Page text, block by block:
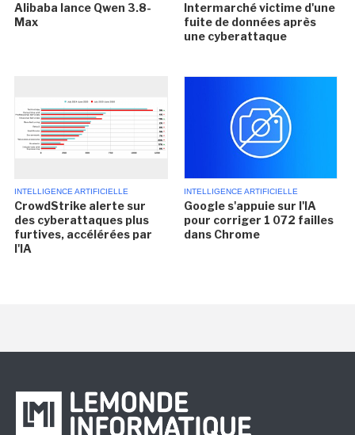
Alibaba lance Qwen 3.8-
Max
Intermarché victime d'une
fuite de données après
une cyberattaque
INTELLIGENCE ARTIFICIELLE
CrowdStrike alerte sur
des cyberattaques plus
furtives, accélérées par
l'IA
INTELLIGENCE ARTIFICIELLE
Google s'appuie sur l'IA
pour corriger 1 072 failles
dans Chrome